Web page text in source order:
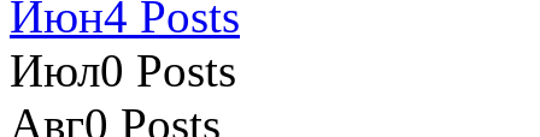
Июн4 Posts
Июл0 Posts
Авг0 Posts